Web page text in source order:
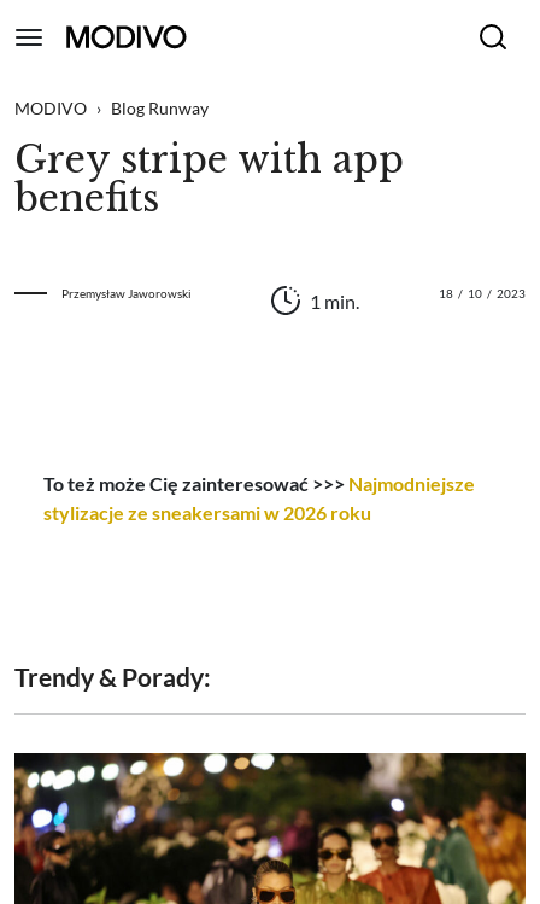
MODIVO › Blog Runway
Grey stripe with app
benefits
Przemysław Jaworowski 1 min. 18 / 10 / 2023
To też może Cię zainteresować >>> Najmodniejsze
stylizacje ze sneakersami w 2026 roku
Trendy & Porady: